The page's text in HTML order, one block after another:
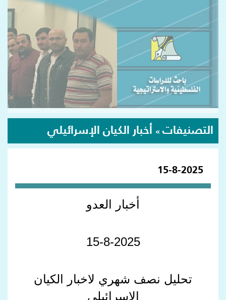
التصنيفات » أخبار الكيان الإسرائيلي
15-8-2025
أخبار العدو
15-8-2025
تحليل نصف شهري لاخبار الكيان
الاسرائيلي